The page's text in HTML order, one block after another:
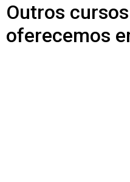
Outros
oferecemos